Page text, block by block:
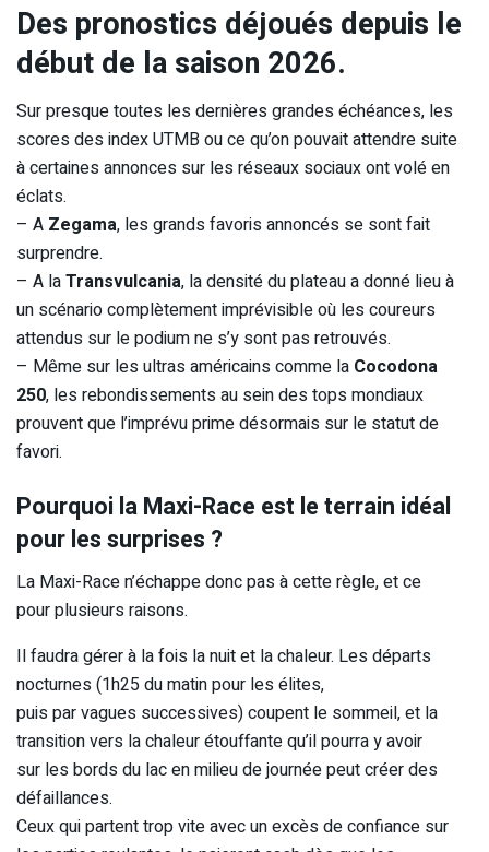
Des pronostics déjoués depuis le
début de la saison 2026.
Sur presque toutes les dernières grandes échéances, les
scores des index UTMB ou ce qu’on pouvait attendre suite
à certaines annonces sur les réseaux sociaux ont volé en
éclats.
– A Zegama, les grands favoris annoncés se sont fait
surprendre.
– A laTransvulcania, la densité du plateau a donné lieu à
un scénario complètement imprévisible où les coureurs
attendus sur le podium ne s’y sont pas retrouvés.
– Même sur les ultras américains comme la Cocodona
250, les rebondissements au sein des tops mondiaux
prouvent que l’imprévu prime désormais sur le statut de
favori.
Pourquoi la Maxi-Race est le terrain idéal
pour les surprises ?
La Maxi-Race n’échappe donc pas à cette règle, et ce
pour plusieurs raisons.
Il faudra gérer à la fois la nuit et la chaleur. Les départs
nocturnes (1h25 du matin pour les élites,
puis par vagues successives) coupent le sommeil, et la
transition vers la chaleur étouffante qu’il pourra y avoir
sur les bords du lac en milieu de journée peut créer des
défaillances.
Ceux qui partent trop vite avec un excès de confiance sur